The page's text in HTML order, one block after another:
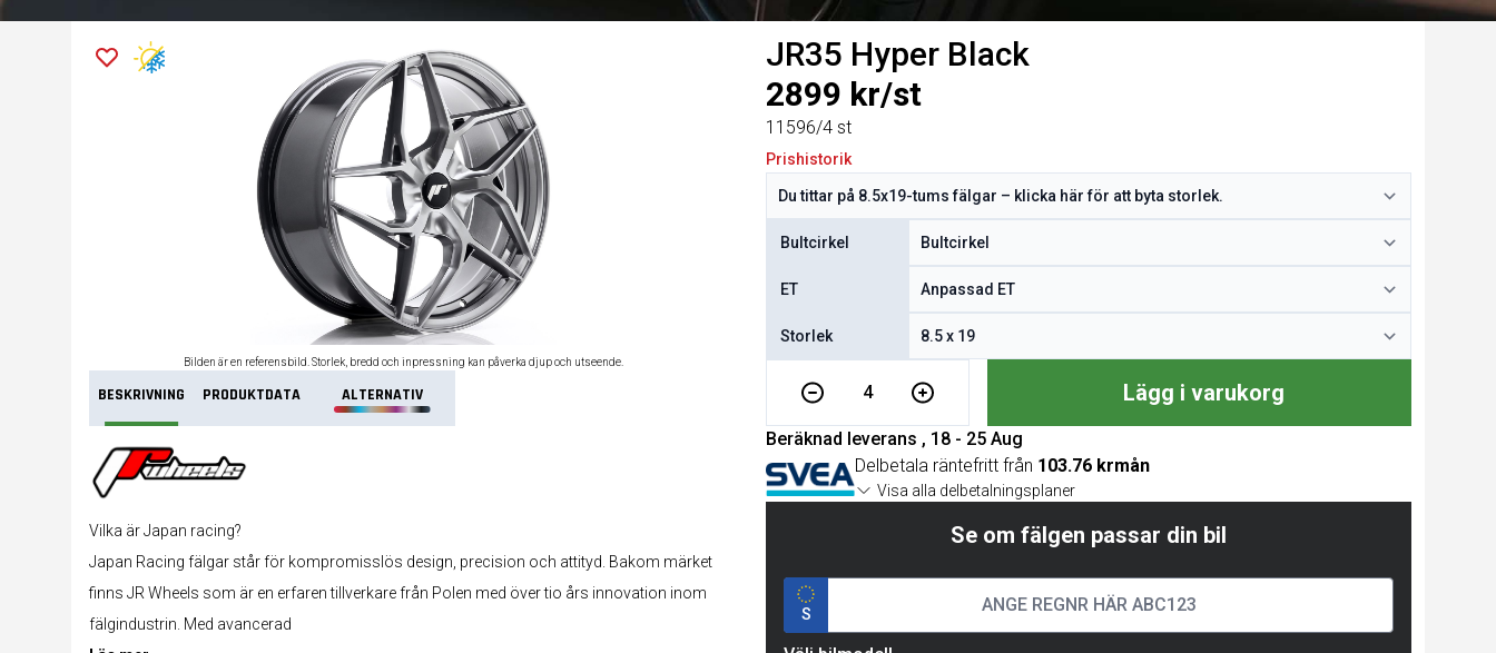
JR35 Hyper Black
2899 kr/st
11596/4 st
Prishistorik
Bultcirkel
ET
Storlek
4 Lägg i varukorg
Beräknad leverans , 18 - 25 Aug
Delbetala räntefritt från 103.76 krmån
Visa alla delbetalningsplaner
Se om fälgen passar din bil
S
Bilden är en referensbild. Storlek, bredd och inpressning kan påverka djup och utseende.
BESKRIVNING PRODUKTDATA ALTERNATIV
Vilka är Japan racing?
Japan Racing fälgar står för kompromisslös design, precision och attityd. Bakom märket
finns JR Wheels som är en erfaren tillverkare från Polen med över tio års innovation inom
fälgindustrin. Med avancerad